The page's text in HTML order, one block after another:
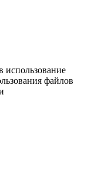
файлов